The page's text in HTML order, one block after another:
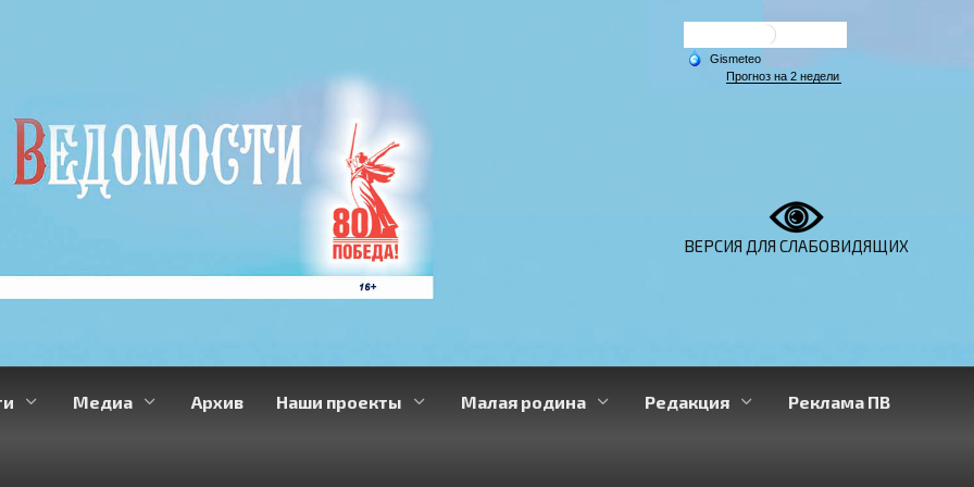
ВЕРСИЯ ДЛЯ СЛАБОВИДЯЩИХ
Медиа Архив Наши проекты Малая родина Редакция Реклама ПВ